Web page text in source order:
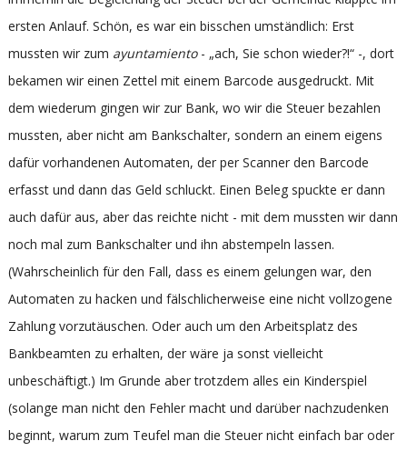
ersten Anlauf. Schön, es war ein bisschen umständlich: Erst
mussten wir zum ayuntamiento- „ach, Sie schon wieder?!“ -, dort
bekamen wir einen Zettel mit einem Barcode ausgedruckt. Mit
dem wiederum gingen wir zur Bank, wo wir die Steuer bezahlen
mussten, aber nicht am Bankschalter, sondern an einem eigens
dafür vorhandenen Automaten, der per Scanner den Barcode
erfasst und dann das Geld schluckt. Einen Beleg spuckte er dann
auch dafür aus, aber das reichte nicht - mit dem mussten wir dann
noch mal zum Bankschalter und ihn abstempeln lassen.
(Wahrscheinlich für den Fall, dass es einem gelungen war, den
Automaten zu hacken und fälschlicherweise eine nicht vollzogene
Zahlung vorzutäuschen. Oder auch um den Arbeitsplatz des
Bankbeamten zu erhalten, der wäre ja sonst vielleicht
unbeschäftigt.) Im Grunde aber trotzdem alles ein Kinderspiel
(solange man nicht den Fehler macht und darüber nachzudenken
beginnt, warum zum Teufel man die Steuer nicht einfach bar oder